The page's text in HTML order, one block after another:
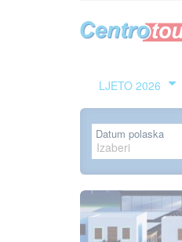
LJETO 2026
Datum polaska